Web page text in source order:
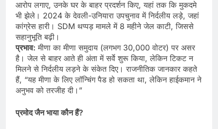
आरोप लगाए, उनके घर के बाहर प्रदर्शन किए, यहां तक कि मुकदमे
भी झेले। 2024 के देवली-उनियारा उपचुनाव में निर्दलीय लड़े, जहां
कांग्रेस हारी। SDM थप्पड़ मामले में 8 महीने जेल काटी, जिससे
सहानुभूति बढ़ी।
प्रभाव: मीणा का मीणा समुदाय (लगभग 30,000 वोटर) पर असर
है। जेल से बाहर आते ही अंता में सर्वे शुरू किया, लेकिन टिकट न
मिलने से निर्दलीय लड़ने के संकेत दिए। राजनीतिक जानकार कहते
हैं, “यह मीणा के लिए लॉन्चिंग पैड हो सकता था, लेकिन हाईकमान ने
अनुभव को तरजीह दी।”
प्रमोद जैन भाया कौन हैं?